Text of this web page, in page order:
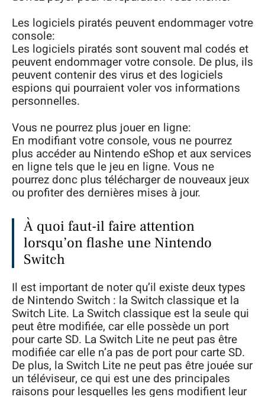
Les logiciels piratés peuvent endommager votre
console:
Les logiciels piratés sont souvent mal codés et
peuvent endommager votre console. De plus, ils
peuvent contenir des virus et des logiciels
espions qui pourraient voler vos informations
personnelles.
Vous ne pourrez plus jouer en ligne:
En modifiant votre console, vous ne pourrez
plus accéder au Nintendo eShop et aux services
en ligne tels que le jeu en ligne. Vous ne
pourrez donc plus télécharger de nouveaux jeux
ou profiter des dernières mises à jour.
À quoi faut-il faire attention
lorsqu’on flashe une Nintendo
Switch
Il est important de noter qu’il existe deux types
de Nintendo Switch : la Switch classique et la
Switch Lite. La Switch classique est la seule qui
peut être modifiée, car elle possède un port
pour carte SD. La Switch Lite ne peut pas être
modifiée car elle n’a pas de port pour carte SD.
De plus, la Switch Lite ne peut pas être jouée sur
un téléviseur, ce qui est une des principales
raisons pour lesquelles les gens modifient leur